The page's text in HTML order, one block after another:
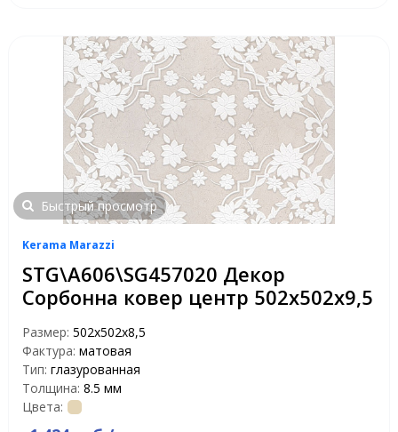
Быстрый просмотр
Kerama Marazzi
STG\A606\SG457020 Декор
Сорбонна ковер центр 502х502х9,5
Размер: 502х502х8,5
Фактура: матовая
Тип: глазурованная
Толщина: 8.5 мм
Цвета: